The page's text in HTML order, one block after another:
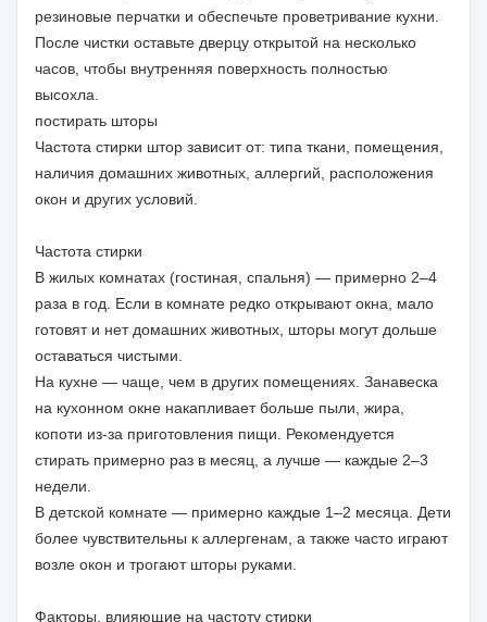
резиновые перчатки и обеспечьте проветривание кухни.
После чистки оставьте дверцу открытой на несколько
часов, чтобы внутренняя поверхность полностью
высохла.
постирать шторы
Частота стирки штор зависит от: типа ткани, помещения,
наличия домашних животных, аллергий, расположения
окон и других условий.
Частота стирки
В жилых комнатах (гостиная, спальня) — примерно 2–4
раза в год. Если в комнате редко открывают окна, мало
готовят и нет домашних животных, шторы могут дольше
оставаться чистыми.
На кухне — чаще, чем в других помещениях. Занавеска
на кухонном окне накапливает больше пыли, жира,
копоти из-за приготовления пищи. Рекомендуется
стирать примерно раз в месяц, а лучше — каждые 2–3
недели.
В детской комнате — примерно каждые 1–2 месяца. Дети
более чувствительны к аллергенам, а также часто играют
возле окон и трогают шторы руками.
Факторы, влияющие на частоту стирки